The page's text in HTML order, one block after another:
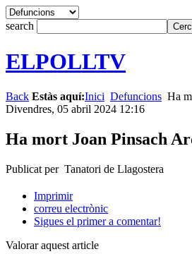
search
ELPOLLTV
Back Estàs aquí:Inici Defuncions Ha
Divendres, 05 abril 2024 12:16
Ha mort Joan Pinsach
Publicat per Tanatori de Llagostera
Imprimir
correu electrònic
Sigues el primer a comentar!
Valorar aquest article